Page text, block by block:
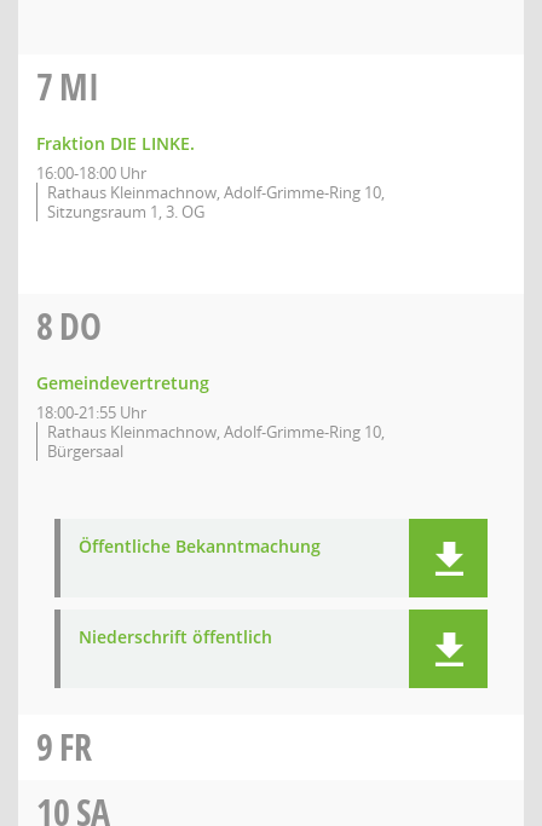
7MI
Fraktion DIE LINKE.
16:00-18:00 Uhr
Rathaus Kleinmachnow, Adolf-Grimme-Ring 10,
Sitzungsraum 1, 3. OG
8DO
Gemeindevertretung
18:00-21:55 Uhr
Rathaus Kleinmachnow, Adolf-Grimme-Ring 10,
Bürgersaal
Öffentliche Bekanntmachung
Niederschrift öffentlich
9FR
10SA